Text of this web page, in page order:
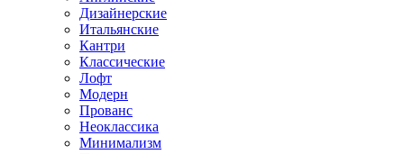
Дизайнерские
Итальянские
Кантри
Классические
Лофт
Модерн
Прованс
Неоклассика
Минимализм